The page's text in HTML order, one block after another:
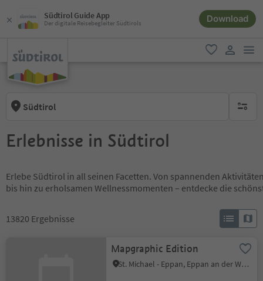
Südtirol Guide App
Der digitale Reisebegleiter Südtirols Download
favorit
Südtirol keine
Erlebnisse in Südtirol
Erlebe Südtirol in all seinen Facetten. Von spannenden
bis hin zu erholsamen Wellnessmomenten – entdecke die
13820 Ergebnisse
Mapgraphic Edition
St. Michael - Eppan, Eppan an der Weinstraße, Südtiroler Weinstraße